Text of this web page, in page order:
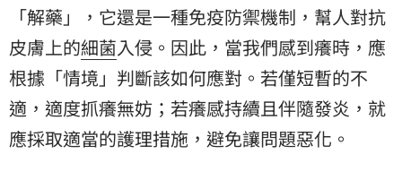
「解藥」，它還是一種免疫防禦機制，幫人對抗
皮膚 上的細菌入侵。因此，當我們感到癢時，應
根據「情境」判斷該如何應對。若僅短暫的不
適，適度抓癢無妨；若癢感持續且伴隨發炎，就
應採取適當的護理措施，避免讓問題惡化。